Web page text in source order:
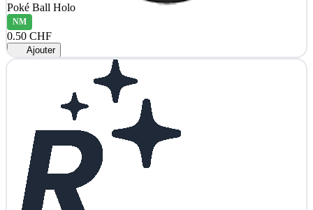
Poké Ball Holo
NM
0.50 CHF
Ajouter